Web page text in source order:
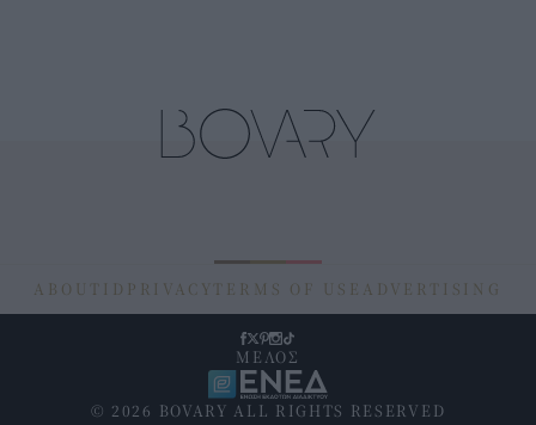
ABOUT ID PRIVACY TERMS OF USE ADVERTISING
© 2026 BOVARY ALL RIGHTS RESERVED
ΜΕΛΟΣ